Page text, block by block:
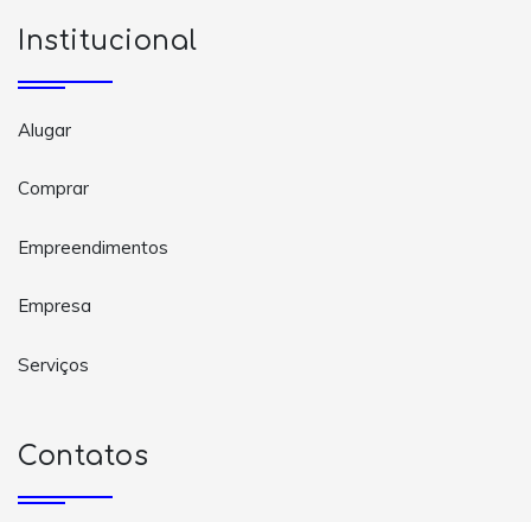
Institucional
Alugar
Comprar
Empreendimentos
Empresa
Serviços
Contatos